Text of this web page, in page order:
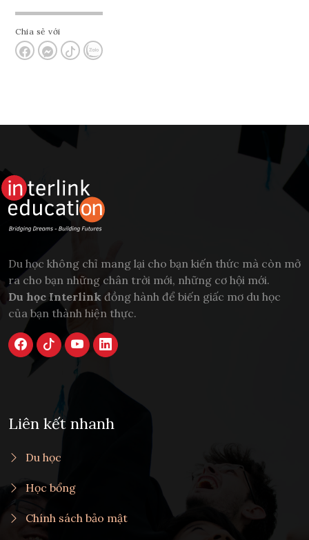
Chia sẻ với
Du học không chỉ mang lại cho bạn kiến thức mà còn mở
ra cho bạn những chân trời mới, những cơ hội mới.
Du học Interlink đồng hành để biến giấc mơ du học
của bạn thành hiện thực.
Liên kết nhanh
Du học
Học bổng
Chính sách bảo mật